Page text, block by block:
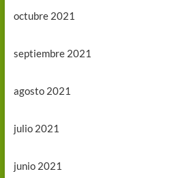
octubre 2021
septiembre 2021
agosto 2021
julio 2021
junio 2021